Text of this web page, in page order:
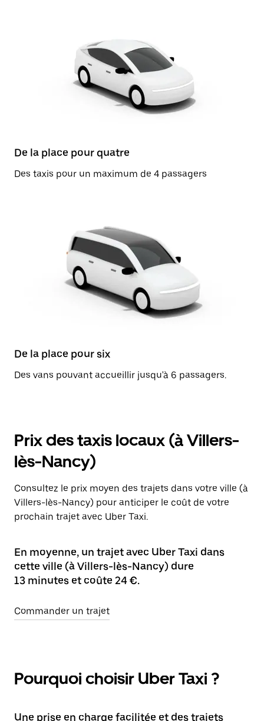
De la place pour quatre
Des taxis pour un maximum de 4 passagers
De la place pour six
Des vans pouvant accueillir jusqu'à 6 passagers.
Prix des taxis locaux (à Villers-
lès-Nancy)
Consultez le prix moyen des trajets dans votre ville (à
Villers-lès-Nancy) pour anticiper le coût de votre
prochain trajet avec Uber Taxi.
En moyenne, un trajet avec Uber Taxi dans
cette ville (à Villers-lès-Nancy) dure
13 minutes et coûte 24 €.
Commander un trajet
Pourquoi choisir Uber Taxi ?
Une prise en charge facilitée et des trajets